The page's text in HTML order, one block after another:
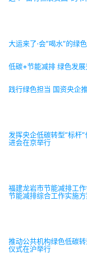
大运来了·会“喝水”的绿
低碳+节能减排 绿色发展
践行绿色担当 国资央企
发挥央企低碳转型“标杆
进会在京举行
福建龙岩市节能减排工
节能减排综合工作实施
推动公共机构绿色低碳
仪式在沪举行